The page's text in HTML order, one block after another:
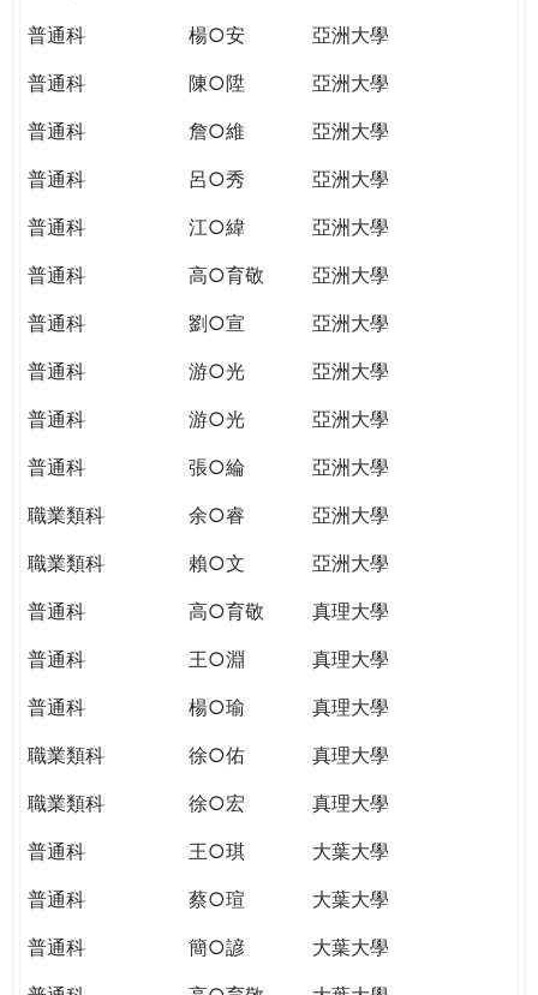
普通科
楊○安
亞洲大學
普通科
陳○陞
亞洲大學
普通科
詹○維
亞洲大學
普通科
呂○秀
亞洲大學
普通科
江○緯
亞洲大學
普通科
高○育敬
亞洲大學
普通科
劉○宣
亞洲大學
普通科
游○光
亞洲大學
普通科
游○光
亞洲大學
普通科
張○綸
亞洲大學
職業類科
余○睿
亞洲大學
職業類科
賴○文
亞洲大學
普通科
高○育敬
真理大學
普通科
王○淵
真理大學
普通科
楊○瑜
真理大學
職業類科
徐○佑
真理大學
職業類科
徐○宏
真理大學
普通科
王○琪
大葉大學
普通科
蔡○瑄
大葉大學
普通科
簡○諺
大葉大學